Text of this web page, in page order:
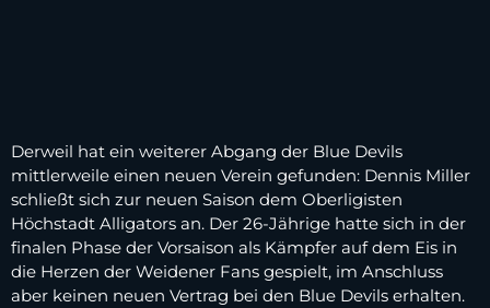
Derweil hat ein weiterer Abgang der Blue Devils
mittlerweile einen neuen Verein gefunden: Dennis Miller
schließt sich zur neuen Saison dem Oberligisten
Höchstadt Alligators an. Der 26-Jährige hatte sich in der
finalen Phase der Vorsaison als Kämpfer auf dem Eis in
die Herzen der Weidener Fans gespielt, im Anschluss
aber keinen neuen Vertrag bei den Blue Devils erhalten.